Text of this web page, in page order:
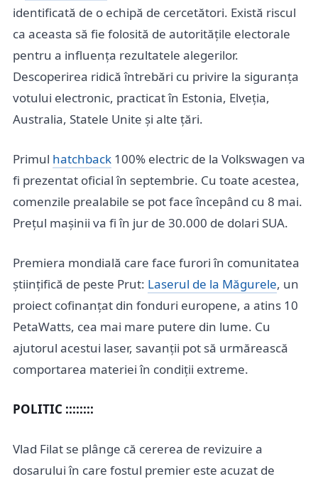
identificată de o echipă de cercetători. Există riscul
ca aceasta să fie folosită de autoritățile electorale
pentru a influența rezultatele alegerilor.
Descoperirea ridică întrebări cu privire la siguranța
votului electronic, practicat în Estonia, Elveția,
Australia, Statele Unite și alte țări.
Primul hatchback 100% electric de la Volkswagen va
fi prezentat oficial în septembrie. Cu toate acestea,
comenzile prealabile se pot face începând cu 8 mai.
Prețul mașinii va fi în jur de 30.000 de dolari SUA.
Premiera mondială care face furori în comunitatea
științifică de peste Prut: Laserul de la Măgurele, un
proiect cofinanțat din fonduri europene, a atins 10
PetaWatts, cea mai mare putere din lume. Cu
ajutorul acestui laser, savanții pot să urmărească
comportarea materiei în condiții extreme.
POLITIC ::::::::
Vlad Filat se plânge că cererea de revizuire a
dosarului în care fostul premier este acuzat de